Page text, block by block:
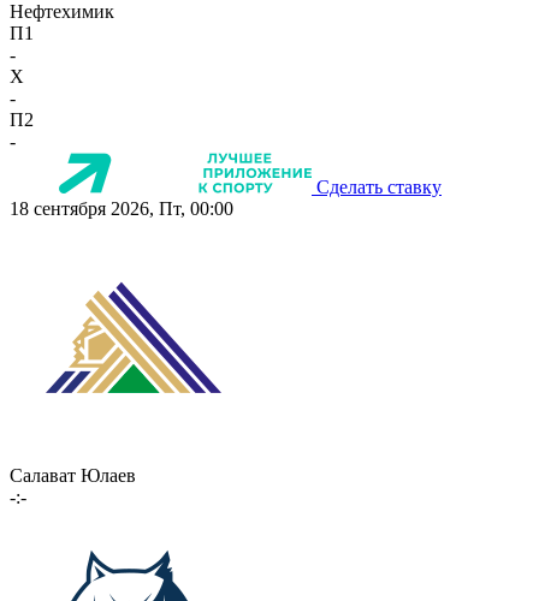
Нефтехимик
П1
-
X
-
П2
-
Сделать ставку
18 сентября 2026, Пт, 00:00
Салават Юлаев
-:-